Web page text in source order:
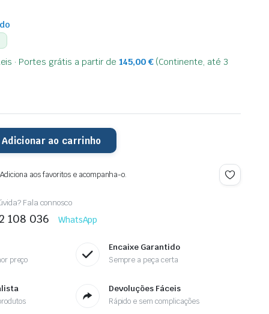
· Portes grátis a partir de 145,00€(Continente, até 3
Adicionar ao carrinho
aos favoritos e acompanha-o.
Fala connosco
108 036 WhatsApp
preço
Encaixe Garantido
Sempre a peça certa
Devoluções Fáceis
Rápido e sem complicações